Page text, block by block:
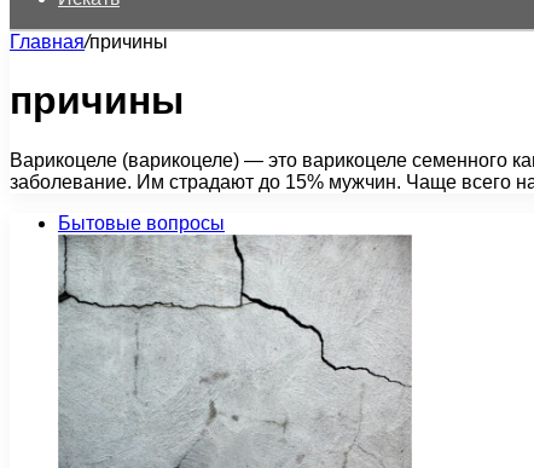
Главная/причины
причины
Варикоцеле (варикоцеле) — это варикоцеле семенного
заболевание. Им страдают до 15% мужчин. Чаще всего
Бытовые вопросы